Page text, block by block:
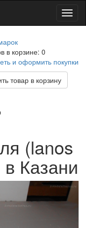
в корзине: 0
и оформить покупки
товар в корзину
(lanos
Казани